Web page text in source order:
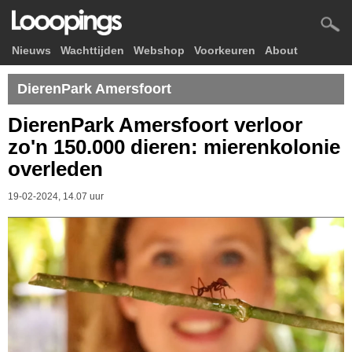
Nieuws Wachttijden Webshop Voorkeuren About
DierenPark Amersfoort
DierenPark Amersfoort verloor
zo'n 150.000 dieren: mierenkolonie
overleden
19-02-2024, 14.07 uur